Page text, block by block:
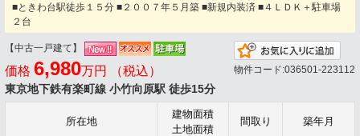
■ときわ台駅徒歩１５分 ■２００７年５月築 ■新規内装済 ■４ＬＤＫ＋駐車場
２台
【中古一戸建て】
価格 6,980万円 （税込）
東京地下鉄有楽町線 小竹向原駅 徒歩15分
物件コード:036501-223112
所在地
建物面積
土地面積
間取り 築年月